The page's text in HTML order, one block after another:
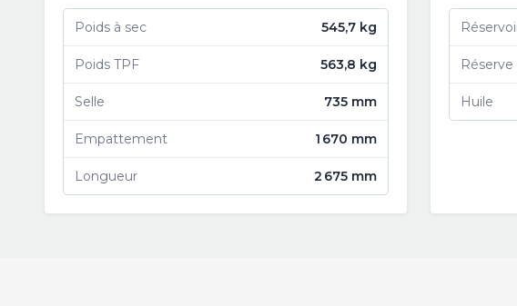
Poids à sec 545,7 kg
Poids TPF 563,8 kg
Selle 735 mm
Empattement 1 670 mm
Longueur 2 675 mm
Réserve
Huile